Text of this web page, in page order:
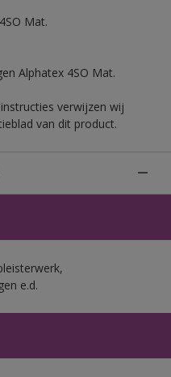
Mat.
Alphatex 4SO Mat.
verwijzen wij
van dit product.
e.d.